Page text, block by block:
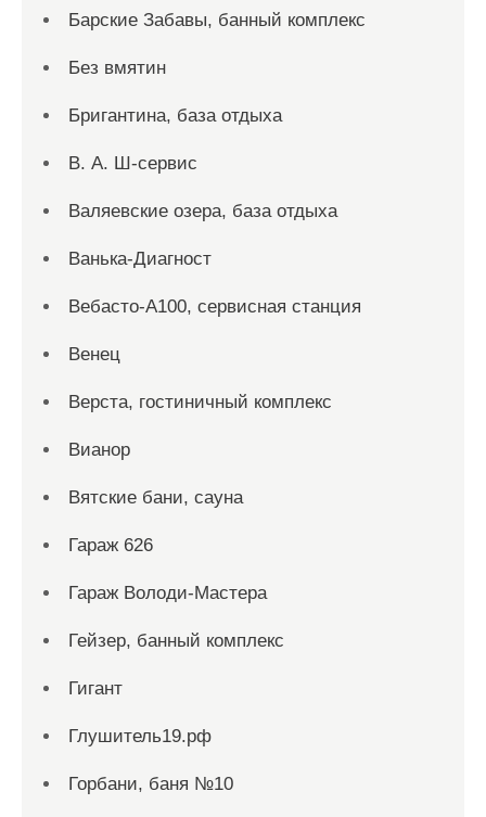
Барские Забавы, банный комплекс
Без вмятин
Бригантина, база отдыха
В. А. Ш-сервис
Валяевские озера, база отдыха
Ванька-Диагност
Вебасто-А100, сервисная станция
Венец
Верста, гостиничный комплекс
Вианор
Вятские бани, сауна
Гараж 626
Гараж Володи-Мастера
Гейзер, банный комплекс
Гигант
Глушитель19.рф
Горбани, баня №10